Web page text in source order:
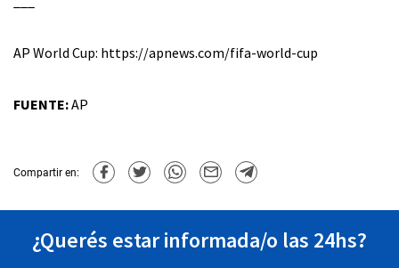
AP World Cup: https://apnews.com/fifa-world-cup
FUENTE:AP
Compartir en:
¿Querés estar informada/o las 24hs?